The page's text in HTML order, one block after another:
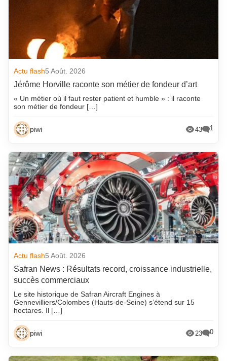
Actu flash5 Août. 2026
Jérôme Horville raconte son métier de fondeur d’art
« Un métier où il faut rester patient et humble » : il raconte
son métier de fondeur […]
piwi 43 1
Actu flash5 Août. 2026
Safran News : Résultats record, croissance industrielle,
succès commerciaux
Le site historique de Safran Aircraft Engines à
Gennevilliers/Colombes (Hauts-de-Seine) s’étend sur 15
hectares. Il […]
piwi 23 0